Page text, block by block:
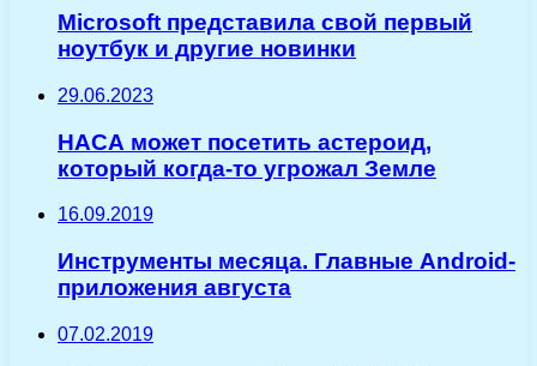
Microsoft представила свой первый
ноутбук и другие новинки
29.06.2023
НАСА может посетить астероид,
который когда-то угрожал Земле
16.09.2019
Инструменты месяца. Главные Android-
приложения августа
07.02.2019